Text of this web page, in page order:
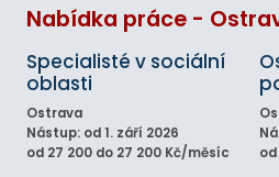
Nabídka práce -
Specialisté v sociální
oblasti
Ostrava
Nástup: od 1. září 2026
od 27 200 do 27 200 Kč/měsíc